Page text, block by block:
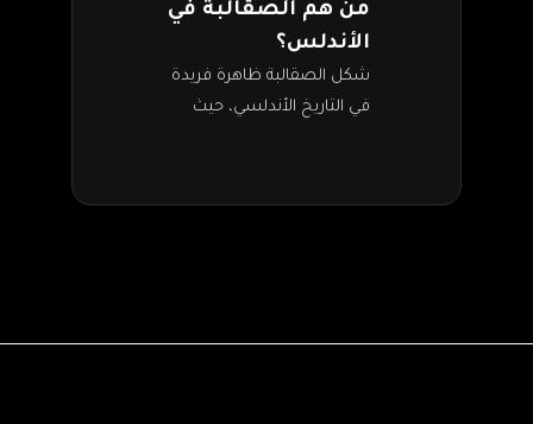
من هم الصقالبة في
الأندلس؟
شكل الصقالبة ظاهرة فريدة
في التاريخ الأندلسي، حيث
مؤثرة. يعرف المؤرخ الإسباني